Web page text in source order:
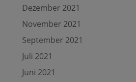
Dezember 2021
November 2021
September 2021
Juli 2021
Juni 2021